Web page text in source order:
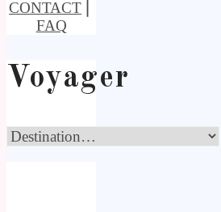
CONTACT
FAQ
Voyager